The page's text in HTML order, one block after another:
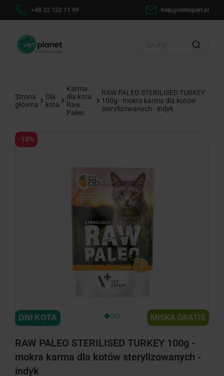
+48 22 122 11 99 help@vetexpert.pl
Strona
główna
Dla
kota
Karma
dla kota
Raw
Paleo
RAW PALEO STERILISED TURKEY
100g - mokra karma dla kotów
sterylizowanych - indyk
-10%
MISKA GRATIS
DNI KOTA
RAW PALEO STERILISED TURKEY 100g -
mokra karma dla kotów sterylizowanych -
indyk